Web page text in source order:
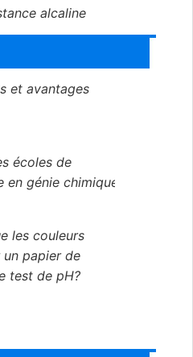
alcaline
et avantages
écoles de
en génie chimique
les couleurs
papier de
test de pH?